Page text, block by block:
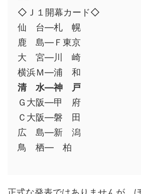
◇Ｊ１開幕カード◇
仙 台―札 幌
鹿 島―Ｆ東京
大 宮―川 崎
横浜Ｍ―浦 和
清 水―神 戸
Ｇ大阪―甲 府
Ｃ大阪―磐 田
広 島―新 潟
鳥 栖― 柏